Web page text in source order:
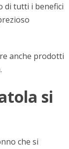
di tutti i benefici
anche prodotti
si
che si